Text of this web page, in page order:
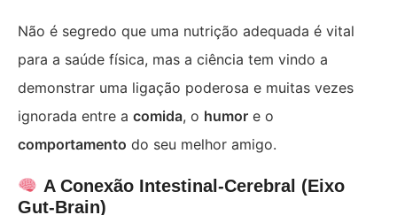
Não é segredo que uma nutrição adequada é vital
para a saúde física, mas a ciência tem vindo a
demonstrar uma ligação poderosa e muitas vezes
ignorada entre a comida, o humor e o
comportamento do seu melhor amigo.
A Conexão Intestinal-Cerebral (Eixo
Gut-Brain)